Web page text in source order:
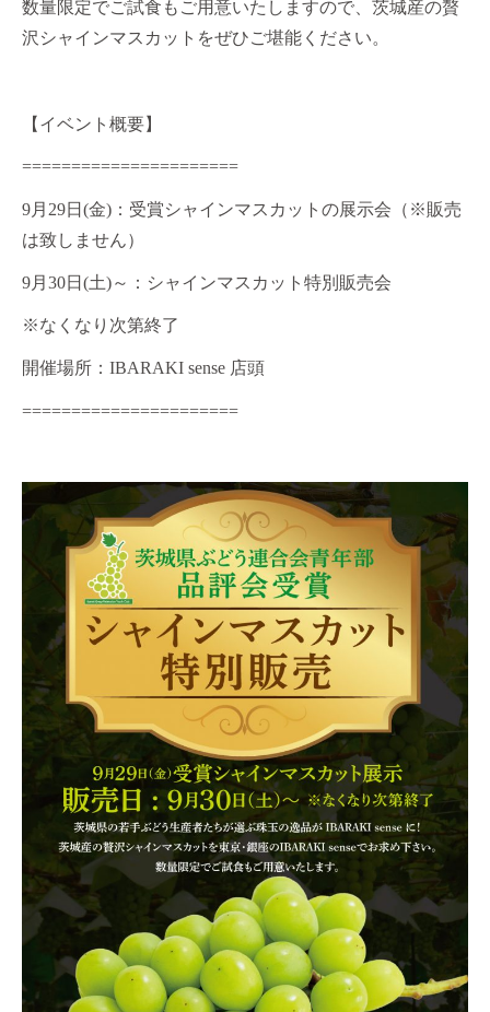
数量限定でご試食もご用意いたしますので、茨城産の贅
沢シャインマスカットをぜひご堪能ください。
【イベント概要】
======================
9月 29日 (金) ：受賞シャインマスカットの展示会（ ※販売
は致しません）
9月 30日 (土)～：シャインマスカット特別販売会
※なくなり次第終了
開催場所： IBARAKI sense 店頭
======================